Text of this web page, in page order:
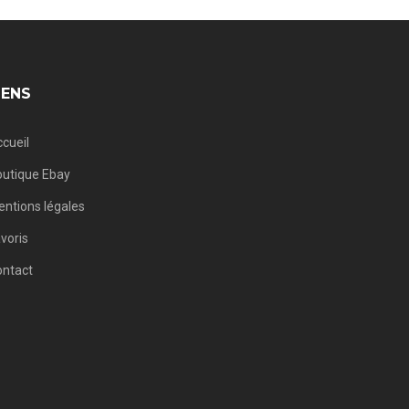
Ebay
légales